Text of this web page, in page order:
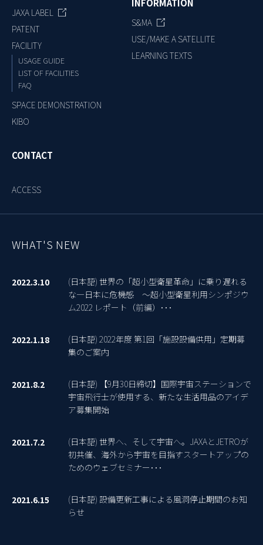
JAXA LABEL
PATENT
FACILITY
USAGE GUIDE
LIST OF FACILITIES
FAQ
SPACE DEMONSTRATION
KIBO
S&MA
USE/MAKE A SATELLITE
LEARNING TEXTS
CONTACT
ACCESS
WHAT'S NEW
2022.3.10
(日本語) 世界の「超小型衛星革命」に乗り遅れる
な―日本に危機感 ～超小型衛星利用シンポジウ
ム2022 レポート（前編）･･･
2022.1.18
(日本語) 2022年度 第1回「施設設備供用」定期募
集のご案内
2021.8.2
(日本語) 【9月30日締切】国際宇宙ステーションで
宇宙飛行士が使用する、新たな生活用品のアイデ
ア募集開始
2021.7.2
(日本語) 世界へ、そして宇宙へ。JAXAとJETROが
初共催、海外から宇宙を目指すスタートアップの
ためのウェブセミナー･･･
2021.6.15
(日本語) 設備更新工事による風洞停止期間のお知
らせ